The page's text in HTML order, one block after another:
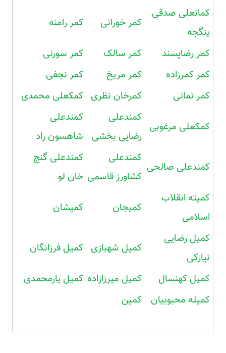
کمانعلی صدقی
ینگجه
کمر خورانی کمر رامنه
کمر رضاپسند کمر سالک
کمر سورنی
کمر کمرزاده
کمر مریخ
کمر نجفی
کمر نمانی
کمرخان نظری کمکعلی محمدی
کمکعلی مرغوبی
کمندعلی
رضایی بخشی
کمندعلی
شاهسون راد
کمندعلی صالحی
کمندعلی
کشاورز قاسمی
کمندعلی گنج
خان لو
کمیته انقلاب
اسلامی
کمیجان کمیشان
کمیل رضایی
نیارکی
کمیل شهبازی کمیل فرزانگان
کمیل کهنسال کمیل میرزازاده کمیل یارمحمدی
کمیله محبوبیان
کمین